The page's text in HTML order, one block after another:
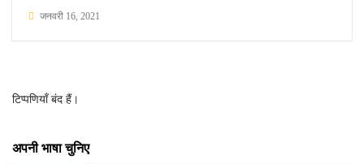
जनवरी 16, 2021
टिप्पणियाँ बंद हैं।
अपनी भाषा चुनिए